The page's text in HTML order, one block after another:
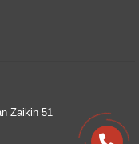
Zaikin 51